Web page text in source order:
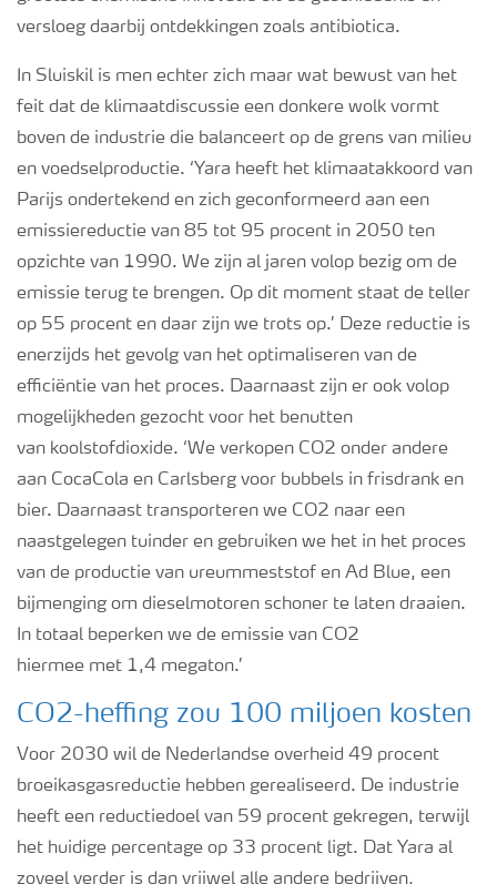
versloeg daarbij ontdekkingen zoals antibiotica.
In Sluiskil is men echter zich maar wat bewust van het
feit dat de klimaatdiscussie een donkere wolk vormt
boven de industrie die balanceert op de grens van milieu
en voedselproductie. ‘Yara heeft het klimaatakkoord van
Parijs ondertekend en zich geconformeerd aan een
emissiereductie van 85 tot 95 procent in 2050 ten
opzichte van 1990. We zijn al jaren volop bezig om de
emissie terug te brengen. Op dit moment staat de teller
op 55 procent en daar zijn we trots op.’ Deze reductie is
enerzijds het gevolg van het optimaliseren van de
efficiëntie van het proces. Daarnaast zijn er ook volop
mogelijkheden gezocht voor het benutten
van koolstofdioxide. ‘We verkopen CO2 onder andere
aan CocaCola en Carlsberg voor bubbels in frisdrank en
bier. Daarnaast transporteren we CO2 naar een
naastgelegen tuinder en gebruiken we het in het proces
van de productie van ureummeststof en Ad Blue, een
bijmenging om dieselmotoren schoner te laten draaien.
In totaal beperken we de emissie van CO2
hiermee met 1,4 megaton.’
CO2-heffing zou 100 miljoen kosten
Voor 2030 wil de Nederlandse overheid 49 procent
broeikasgasreductie hebben gerealiseerd. De industrie
heeft een reductiedoel van 59 procent gekregen, terwijl
het huidige percentage op 33 procent ligt. Dat Yara al
zoveel verder is dan vrijwel alle andere bedrijven,